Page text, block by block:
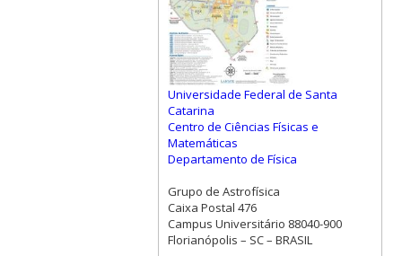
Universidade Federal de Santa
Catarina
Centro de Ciências Físicas e
Matemáticas
Departamento de Física
Grupo de Astrofísica
Caixa Postal 476
Campus Universitário 88040-900
Florianópolis – SC – BRASIL